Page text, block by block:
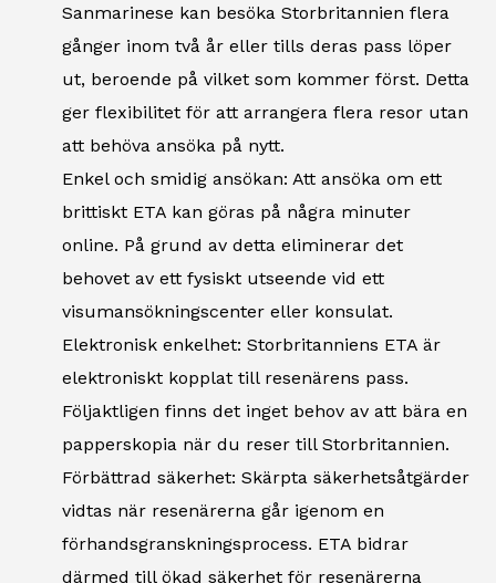
Sanmarinese kan besöka Storbritannien flera
gånger inom två år eller tills deras pass löper
ut, beroende på vilket som kommer först. Detta
ger flexibilitet för att arrangera flera resor utan
att behöva ansöka på nytt.
Enkel och smidig ansökan: Att ansöka om ett
brittiskt ETA kan göras på några minuter
online. På grund av detta eliminerar det
behovet av ett fysiskt utseende vid ett
visumansökningscenter eller konsulat.
Elektronisk enkelhet: Storbritanniens ETA är
elektroniskt kopplat till resenärens pass.
Följaktligen finns det inget behov av att bära en
papperskopia när du reser till Storbritannien.
Förbättrad säkerhet: Skärpta säkerhetsåtgärder
vidtas när resenärerna går igenom en
förhandsgranskningsprocess. ETA bidrar
därmed till ökad säkerhet för resenärerna